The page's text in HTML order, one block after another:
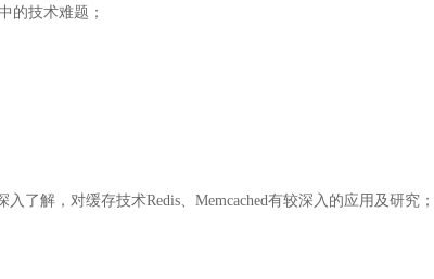
的技术难题；
了解，对缓存技术Redis、Memcached有较深入的应用及研究；